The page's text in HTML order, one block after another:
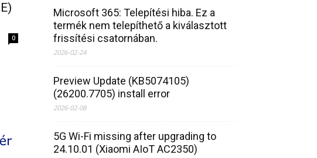
0
Microsoft 365: Telepítési hiba. Ez a
termék nem telepíthető a kiválasztott
frissítési csatornában.
2026-02-24
Preview Update (KB5074105)
(26200.7705) install error
2026-02-08
5G Wi-Fi missing after upgrading to
24.10.01 (Xiaomi AIoT AC2350)